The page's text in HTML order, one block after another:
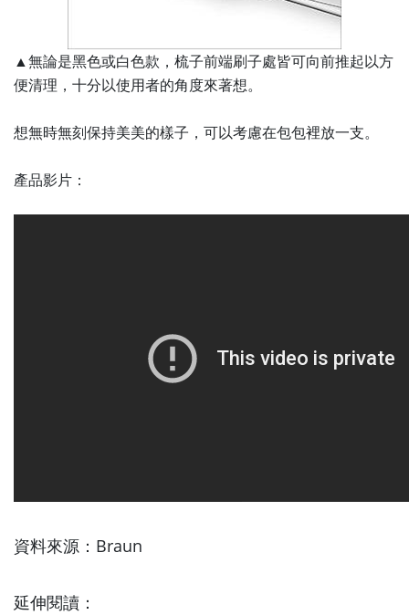
▲無論是黑色或白色款，梳子前端刷子處皆可向前推起以方
便清理，十分以使用者的角度來著想。
想無時無刻保持美美的樣子，可以考慮在包包裡放一支。
產品影片：
資料來源： Braun
延伸閱讀：